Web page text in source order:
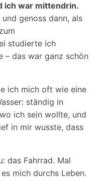
ich war mittendrin.
genoss dann, als
studierte ich
– das war ganz schön
ich mich oft wie eine
ständig in
ich sein wollte, und
in mir wusste, dass
das Fahrrad. Mal
mich durchs Leben.